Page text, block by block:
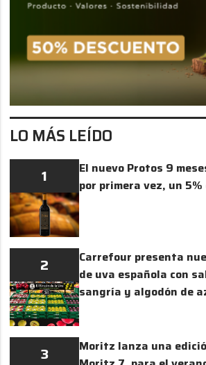
LO MÁS LEÍDO
1
El nuevo Protos 9
por primera vez, un 5%
2
Carrefour presenta
de uva española con
sangría y algodón de
3
Moritz lanza una